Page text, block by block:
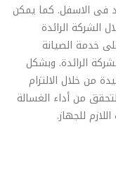
فى الاسفل. كما يمكن
الشركة الرائدة
خدمة الصيانة
الرائدة. وبشكل
من خلال الالتزام
من أداء الغسالة
للجهاز.